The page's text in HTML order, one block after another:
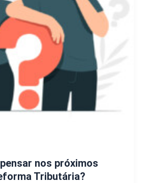
nos próximos
Tributária?